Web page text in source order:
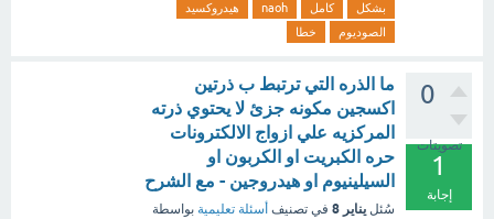
بشكل
كامل naoh
هيدروكسيد
الصوديوم
خطا
0
تصويتات
1
إجابة
ما الذره التي ترتبط ب ذرتين
اكسجين مكونه جزئ لا يحتوي ذرته
المركزيه علي ازواج الالكترونات
حره الكبريت او الكربون او
السيلينيوم او هيدروجين - مع الشرح
سُئل يناير 8 في تصنيف أسئلة تعليمية بواسطة